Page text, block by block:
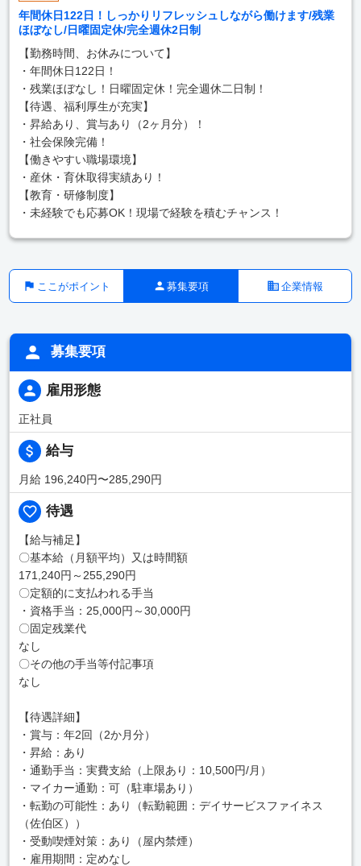
年間休日122日！しっかりリフレッシュしながら働けます/残業
ほぼなし/日曜固定休/完全週休2日制
【勤務時間、お休みについて】
・年間休日122日！
・残業ほぼなし！日曜固定休！完全週休二日制！
【待遇、福利厚生が充実】
・昇給あり、賞与あり（2ヶ月分）！
・社会保険完備！
【働きやすい職場環境】
・産休・育休取得実績あり！
【教育・研修制度】
・未経験でも応募OK！現場で経験を積むチャンス！
ここがポイント 募集要項 企業情報
募集要項
雇用形態
正社員
給与
月給 196,240円〜285,290円
待遇
【給与補足】
〇基本給（月額平均）又は時間額
171,240円～255,290円
〇定額的に支払われる手当
・資格手当：25,000円～30,000円
〇固定残業代
なし
〇その他の手当等付記事項
なし
【待遇詳細】
・賞与：年2回（2か月分）
・昇給：あり
・通勤手当：実費支給（上限あり：10,500円/月）
・マイカー通勤：可（駐車場あり）
・転勤の可能性：あり（転勤範囲：デイサービスファイネス
（佐伯区））
・受動喫煙対策：あり（屋内禁煙）
・雇用期間：定めなし